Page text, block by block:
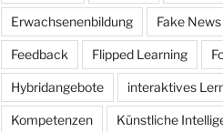
Erwachsenenbildung Fake News
Feedback Flipped Learning
Hybridangebote interaktives
Kompetenzen Künstliche